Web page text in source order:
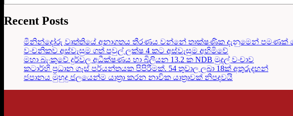
Recent Posts
මිනින්දෝරු වෘත්තියේ අනාගතය තීරණය වන්නේ තාක්ෂණික දැනුමෙන් පමණක්
වංචනිකව අස්වැසුම ගත් පවුල් ලක්ෂ 4 කට අස්වැසුම අහිමිවේ
මහා බැංකුවේ දුර්වල අධීක්ෂණය හා බිලියන 13.2 ක NDB මුදල් වංචාව
කටාර්හි ප්‍රධාන ගෑස් පර්යන්තයක පිපිරීමක්. 54 තුවාල ලබා 18ක් අතුරුදහන්
ජපානය මුහුදු ජලයෙන්ම යාත්‍රා කරන නාවික යාත්‍රාවක් නිපදවයි